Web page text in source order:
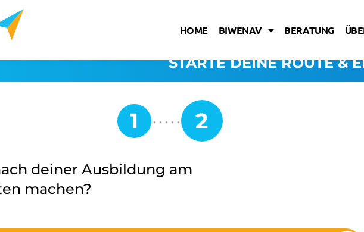
HOME BIWENAV BERATUNG
STARTE DEINE ROUTE &
deiner Ausbildung am
machen?